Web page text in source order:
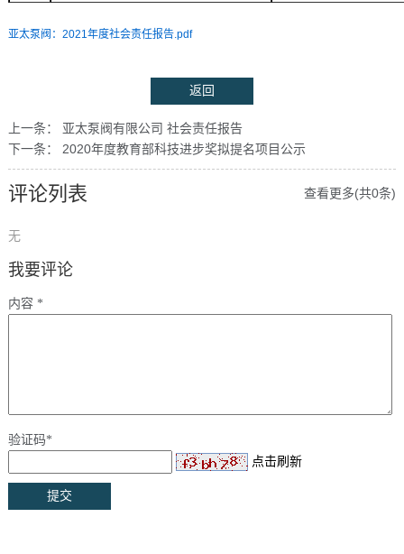
亚太泵阀：2021年度社会责任报告.pdf
上一条： 亚太泵阀有限公司 社会责任报告
下一条： 2020年度教育部科技进步奖拟提名项目公示
查看更多(共0条)
评论列表
无
我要评论
内容 *
验证码*
点击刷新